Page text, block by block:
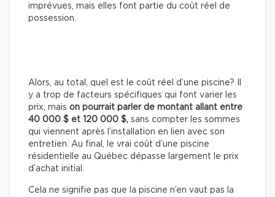
imprévues, mais elles font partie du coût réel de
possession.
Alors, au total, quel est le coût réel d’une piscine? Il
y a trop de facteurs spécifiques qui font varier les
prix, mais on pourrait parler de montant allant entre
40 000 $ et 120 000 $, sans compter les sommes
qui viennent après l’installation en lien avec son
entretien. Au final, le vrai coût d’une piscine
résidentielle au Québec dépasse largement le prix
d’achat initial.
Cela ne signifie pas que la piscine n’en vaut pas la